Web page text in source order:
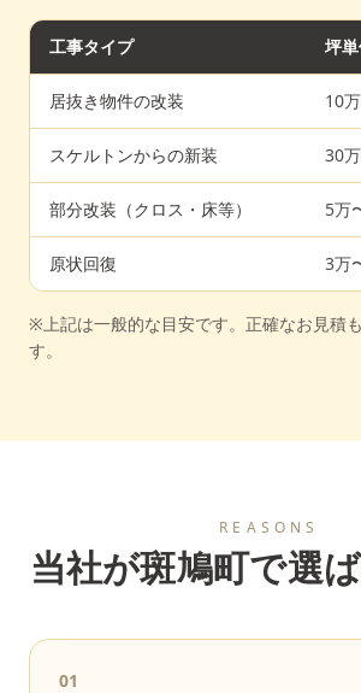
工事タイプ 坪
居抜き物件の改装 10
スケルトンからの新装 30
部分改装（クロス・床等） 5万
原状回復 3万
※上記は一般的な目安です。正確なお見積
す。
REASONS
当社が斑鳩町で選
01